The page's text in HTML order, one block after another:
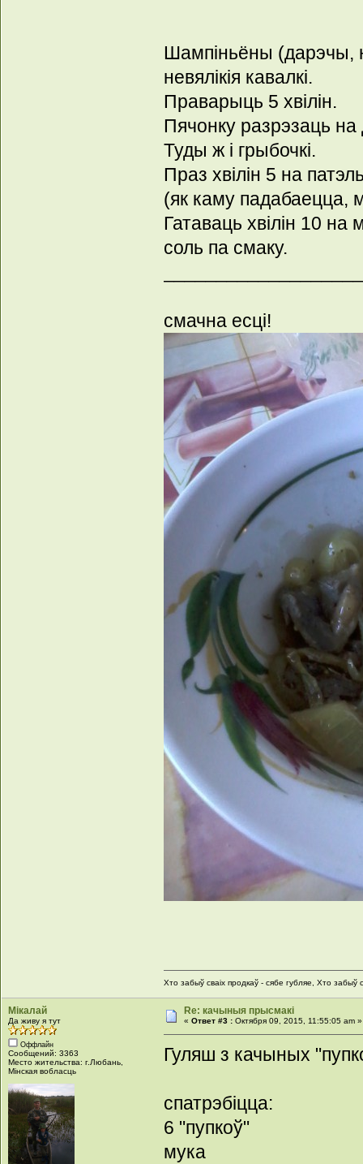
Шампіньёны (дарэчы,
невялікія кавалкі.
Праварыць 5 хвілін.
Пячонку разрэзаць на
Туды ж і грыбочкі.
Праз хвілін 5 на
(як каму падабаецца,
Гатаваць хвілін 10 на
соль па смаку.
смачна есці!
Хто забыў сваіх продкаў - сябе губляе, Хто забыў
Мікалай
Да живу я тут
Оффлайн
Сообщений: 3363
Место жительства: г.Любань,
Мінская вобласць
Re: качыныя прысмакі
«Ответ #3 : Октября 09, 2015, 11:55:05 am »
Гуляш з качыных
спатрэбіцца:
6 "пупкоў"
мука